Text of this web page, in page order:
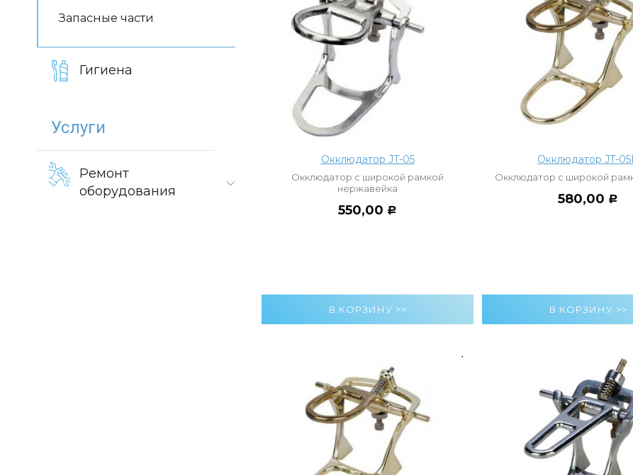
Запасные части
Гигиена
Услуги
Ремонт
оборудования
Окклюдатор JT-05
Окклюдатор с широкой рамкой
нержавейка
550,00 Р
Окклюдатор JT-
Окклюдатор с широкой
580,00 Р